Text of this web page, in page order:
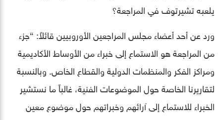
يلعبه تشيرتوف في المراجعة؟
ورد عن أحد أعضاء مجلس المراجعين الأوروبيين قائلاً: “جزء
من المراجعة هو الاستماع إلى خبراء من الأوساط الأكاديمية
ومراكز الفكر والمنظمات الدولية والقطاع الخاص. وبالنسبة
لتقاريرنا الخاصة حول الموضوعات الفنية، غالباً ما نستشير
الخبراء للاستماع إلى آرائهم وخبراتهم حول موضوع معين